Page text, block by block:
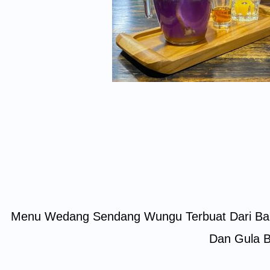
Menu Wedang Sendang Wungu Terbuat Dari
Dan Gula